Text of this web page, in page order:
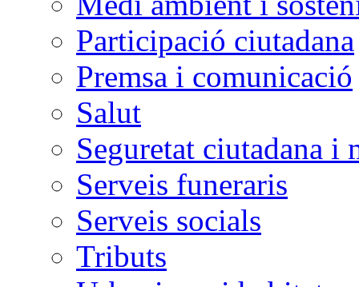
Participació ciutadana
Premsa i comunicació
Salut
Seguretat ciutadana i
Serveis funeraris
Serveis socials
Tributs